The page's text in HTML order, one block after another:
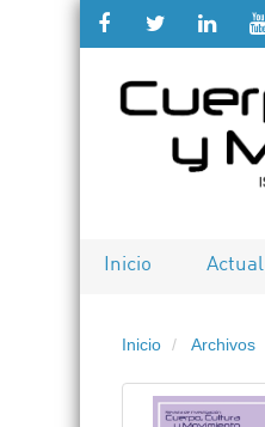
Salto
rápido
de
página
Navegación
Inicio Actual
Inicio Archivos